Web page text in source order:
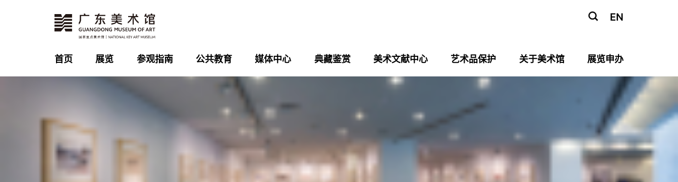
EN
首页 展览 参观指南 公共教育 媒体中心 典藏鉴赏 美术文献中心 艺术品保护 关于美术馆 展览申办